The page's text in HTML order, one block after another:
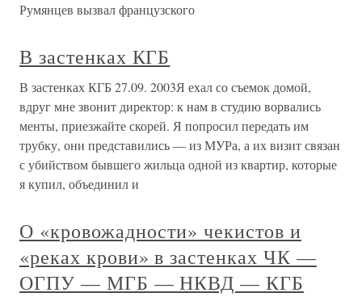
Румянцев вызвал французского
В застенках КГБ
В застенках КГБ 27.09. 2003Я ехал со съемок домой,
вдруг мне звонит директор: к нам в студию ворвались
менты, приезжайте скорей. Я попросил передать им
трубку, они представились — из МУРа, а их визит связан
с убийством бывшего жильца одной из квартир, которые
я купил, объединил и
О «кровожадности» чекистов и
«реках крови» в застенках ЧК —
ОГПУ — МГБ — НКВД — КГБ